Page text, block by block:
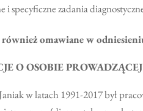
i specyficzne zadania
również omawiane w
O OSOBIE PROWADZĄCEJ
w latach 1991-2017 był